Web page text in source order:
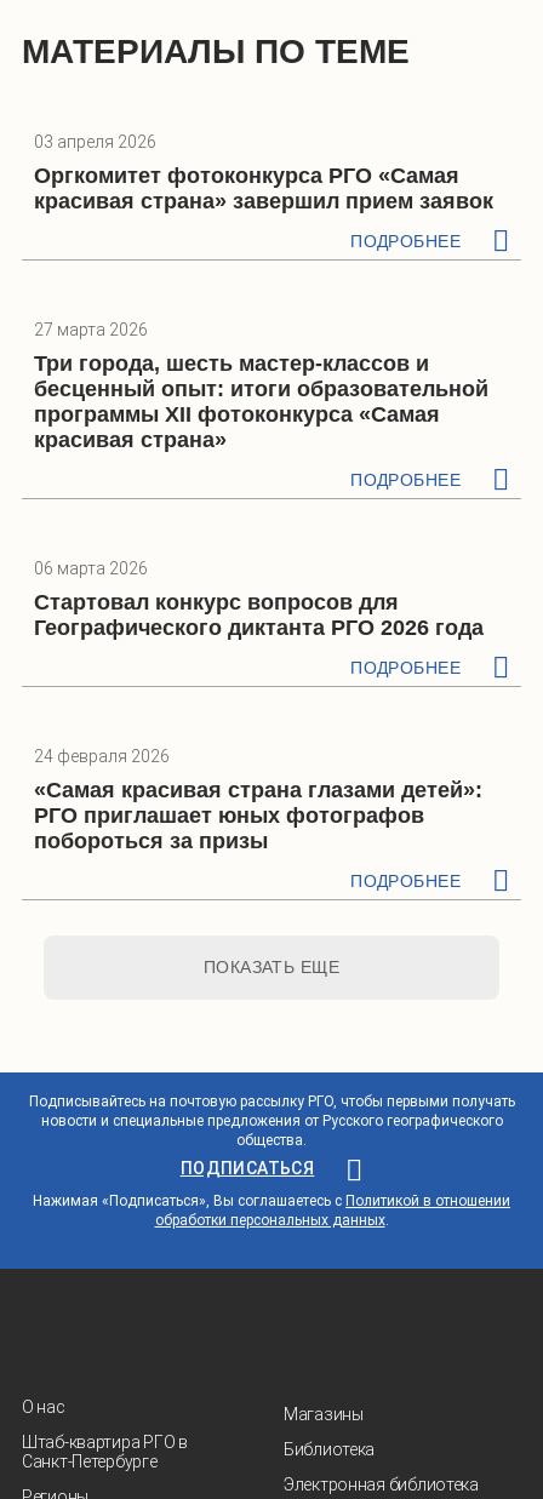
МАТЕРИАЛЫ ПО ТЕМЕ
03 апреля 2026
Оргкомитет фотоконкурса РГО «Самая
красивая страна» завершил прием заявок
ПОДРОБНЕЕ
27 марта 2026
Три города, шесть мастер-классов и
бесценный опыт: итоги образовательной
программы XII фотоконкурса «Самая
красивая страна»
ПОДРОБНЕЕ
06 марта 2026
Стартовал конкурс вопросов для
Географического диктанта РГО 2026 года
ПОДРОБНЕЕ
24 февраля 2026
«Самая красивая страна глазами детей»:
РГО приглашает юных фотографов
побороться за призы
ПОДРОБНЕЕ
ПОКАЗАТЬ ЕЩЕ
Подписывайтесь на почтовую рассылку РГО, чтобы первыми получать
новости и специальные предложения от Русского географического
общества.
ПОДПИСАТЬСЯ
Нажимая «Подписаться», Вы соглашаетесь с Политикой в отношении
обработки персональных данных.
О нас
Штаб-квартира РГО в
Санкт‑Петербурге
Магазины
Библиотека
Электронная библиотека